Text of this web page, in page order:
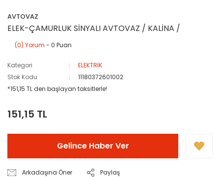
AVTOVAZ
ELEK-ÇAMURLUK SİNYALI AVTOVAZ / KALİNA /
(0) Yorum - 0 Puan
Kategori
ELEKTRİK
Stok Kodu
11180372601002
*151,15 TL den başlayan taksitlerle!
151,15 TL
Gelince Haber Ver
Arkadaşına Öner Paylaş